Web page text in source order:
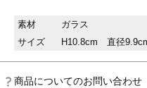
素材
ガラス
サイズ
H10.8cm 直径
商品についてのお問い合わせ